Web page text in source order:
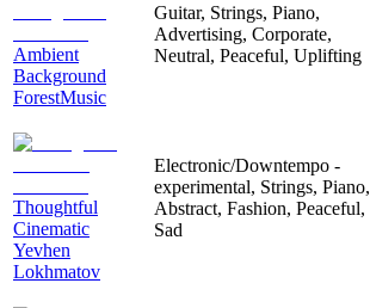
Ambient
Background
ForestMusic
Guitar, Strings, Piano,
Advertising, Corporate,
Neutral, Peaceful, Uplifting
Thoughtful
Cinematic
Yevhen
Lokhmatov
Electronic/Downtempo -
experimental, Strings, Piano,
Abstract, Fashion, Peaceful,
Sad